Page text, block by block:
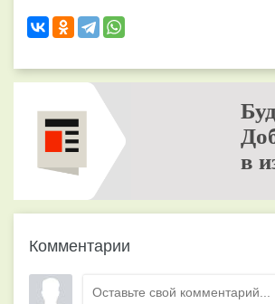
в
Комментарии